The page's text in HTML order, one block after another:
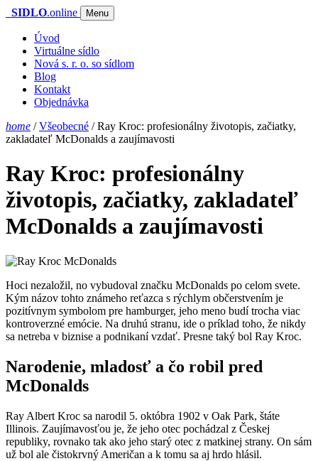
SIDLO.online Menu
Úvod
Virtuálne sídlo
Nová s. r. o. so sídlom
Blog
Kontakt
Objednávka
home /Všeobecné /Ray Kroc: profesionálny životopis, začiatky,
zakladateľ McDonalds a zaujímavosti
Ray Kroc: profesionálny
životopis, začiatky, zakladateľ
McDonalds a zaujímavosti
Hoci nezaložil, no vybudoval značku McDonalds po celom svete.
Kým názov tohto známeho reťazca s rýchlym občerstvením je
pozitívnym symbolom pre hamburger, jeho meno budí trocha viac
kontroverzné emócie. Na druhú stranu, ide o príklad toho, že nikdy
sa netreba v biznise a podnikaní vzdať. Presne taký bol Ray Kroc.
Narodenie, mladosť a čo robil pred
McDonalds
Ray Albert Kroc sa narodil 5. októbra 1902 v Oak Park, štáte
Illinois. Zaujímavosťou je, že jeho otec pochádzal z Českej
republiky, rovnako tak ako jeho starý otec z matkinej strany. On sám
už bol ale čistokrvný Američan a k tomu sa aj hrdo hlásil.